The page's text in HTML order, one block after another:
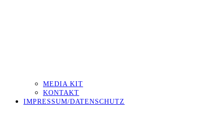
MEDIA KIT
KONTAKT
IMPRESSUM/DATENSCHUTZ